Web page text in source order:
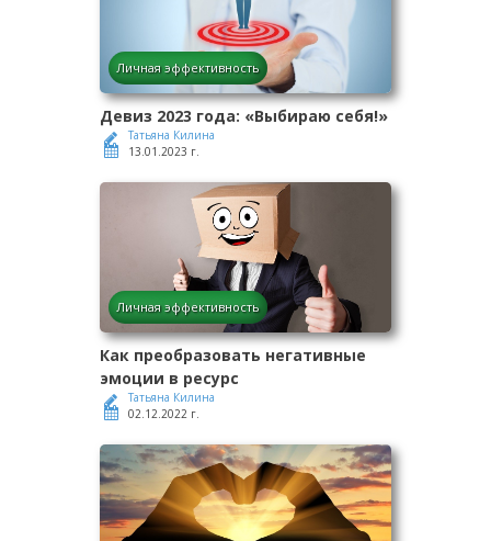
Личная эффективность
Девиз 2023 года: «Выбираю себя!»
Татьяна Килина
13.01.2023 г.
Личная эффективность
Как преобразовать негативные
эмоции в ресурс
Татьяна Килина
02.12.2022 г.